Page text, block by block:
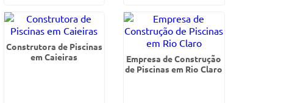
Construtora de Piscinas
em Caieiras
Empresa de Construção
de Piscinas em Rio Claro